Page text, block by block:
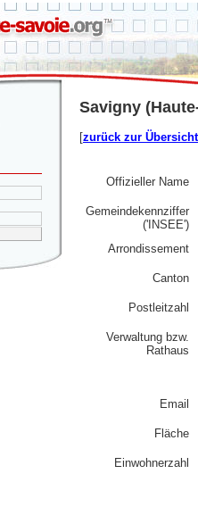
Savigny
[zurück zur Übersicht
Offizieller Name
Gemeindekennziffer
('INSEE')
Arrondissement
Canton
Postleitzahl
Verwaltung bzw.
Rathaus
Email
Fläche
Einwohnerzahl